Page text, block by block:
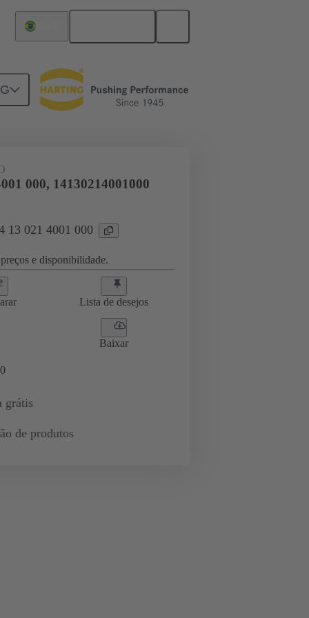
000, 14130214001000
13 021 4001 000
e disponibilidade.
Lista de desejos
Baixar
0
grátis
de produtos